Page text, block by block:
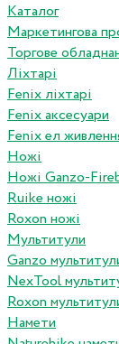
Каталог
Маркетингова
Торгове
Ліхтарі
Fenix ліхтарі
Fenix аксесуари
Fenix ел
Ножі
Ножі Ganzo-
Ruike ножі
Roxon ножi
Мультитули
Ganzo
NexTool
Roxon
Намети